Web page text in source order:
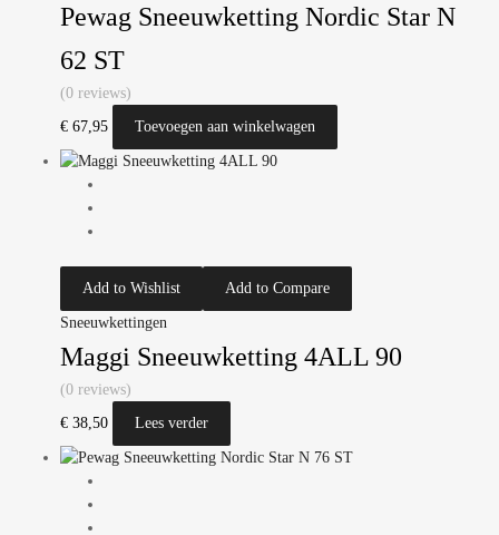
Pewag Sneeuwketting Nordic Star N
62 ST
(0 reviews)
€ 67,95 Toevoegen aan winkelwagen
Add to Wishlist Add to Compare
Sneeuwkettingen
Maggi Sneeuwketting 4ALL 90
(0 reviews)
€ 38,50 Lees verder